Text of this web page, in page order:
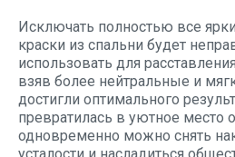
Исключать полностью все
краски из спальни будет
использовать для
взяв более нейтральные и
достигли оптимального
превратилась в уютное место
одновременно можно снять